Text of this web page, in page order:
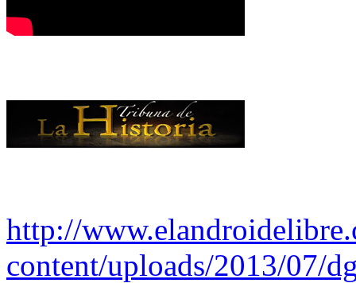
http://
content/uploads/2013/07/